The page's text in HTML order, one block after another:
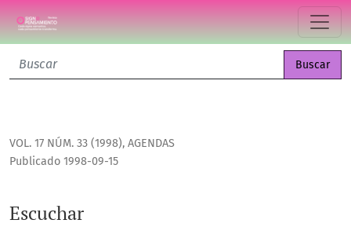
Escuchar
Buscar
VOL. 17 NÚM. 33 (1998), AGENDAS
Escuchar
Publicado 1998-09-15